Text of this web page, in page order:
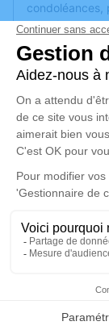
Faire-
condoléances,
anecdote ou
ou des textes.
honorer la
mardi
101,
57200